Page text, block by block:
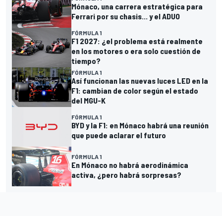
Mónaco, una carrera estratégica para
Ferrari por su chasis... y el ADUO
FÓRMULA 1
F1 2027: ¿el problema está realmente
en los motores o era solo cuestión de
tiempo?
FÓRMULA 1
Así funcionan las nuevas luces LED en la
F1: cambian de color según el estado
del MGU-K
FÓRMULA 1
BYD y la F1: en Mónaco habrá una reunión
que puede aclarar el futuro
FÓRMULA 1
En Mónaco no habrá aerodinámica
activa, ¿pero habrá sorpresas?